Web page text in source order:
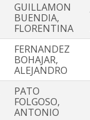
GUILLAMON
BUENDIA,
FLORENTINA
FERNANDEZ
BOHAJAR,
ALEJANDRO
PATO
FOLGOSO,
ANTONIO